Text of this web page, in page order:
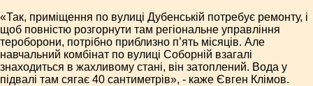
«Так, приміщення по вулиці Дубенській потребує ремонту, і
щоб повністю розгорнути там регіональне управління
тероборони, потрібно приблизно п’ять місяців. Але
навчальний комбінат по вулиці Соборній взагалі
знаходиться в жахливому стані, він затоплений. Вода у
підвалі там сягає 40 санти­мет­рів», - каже Євген Клімов.